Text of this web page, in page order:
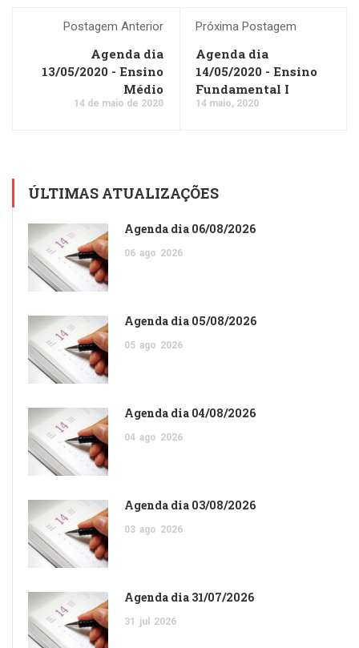
Postagem Anterior
Agenda dia
13/05/2020 - Ensino
Médio
14 de maio de 2020
Próxima Postagem
Agenda dia
14/05/2020 - Ensino
Fundamental I
14 maio, 2020
ÚLTIMAS ATUALIZAÇÕES
Agenda dia 06/08/2026
06 ago 2026
Agenda dia 05/08/2026
05 ago 2026
Agenda dia 04/08/2026
04 ago 2026
Agenda dia 03/08/2026
03 ago 2026
Agenda dia 31/07/2026
31 jul 2026